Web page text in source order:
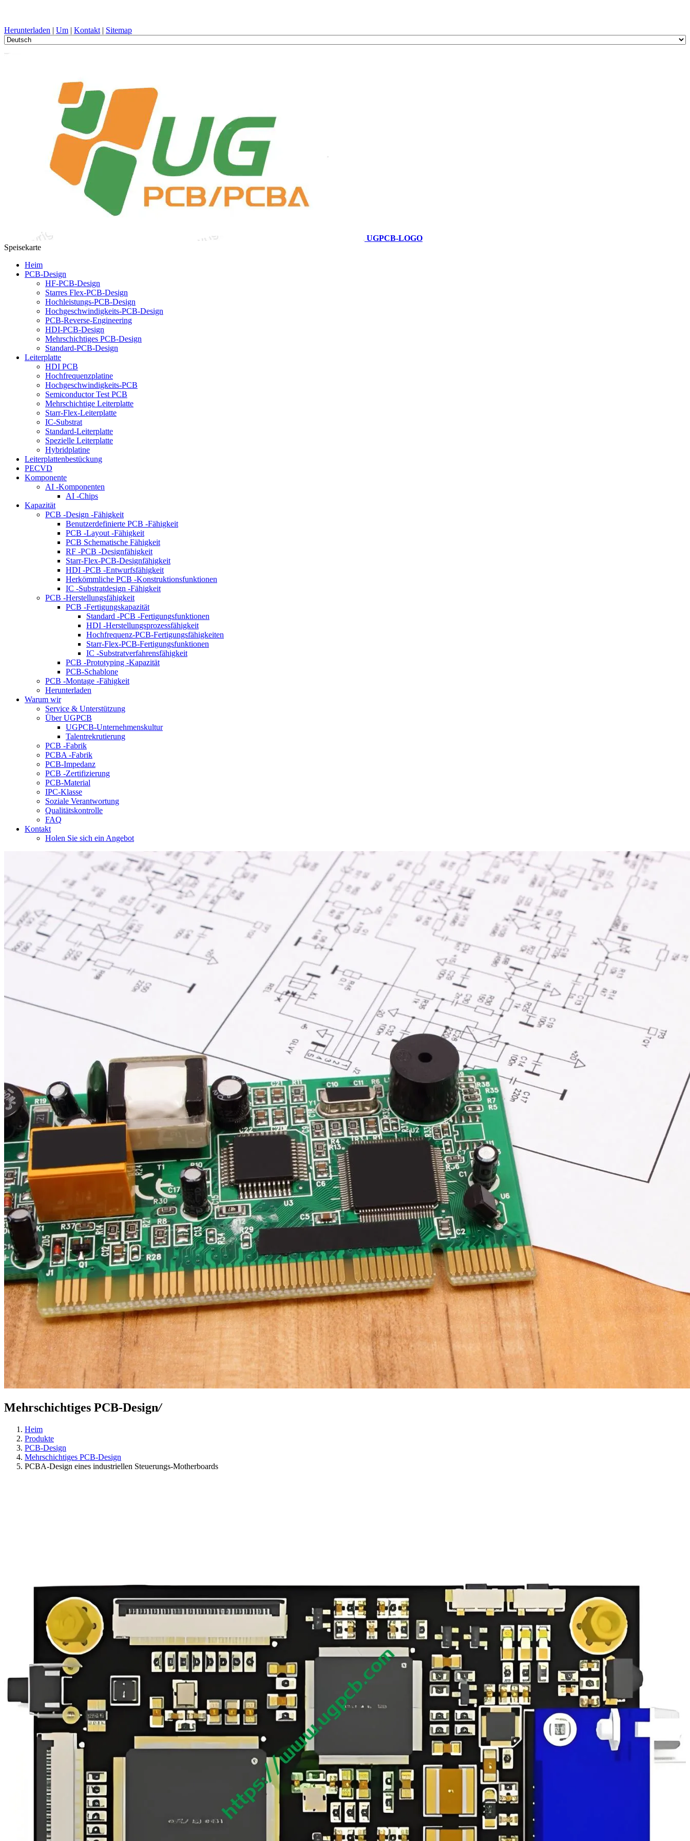
Herunterladen | Um | Kontakt | Sitemap
UGPCB-LOGO
Speisekarte
Heim
PCB-Design
HF-PCB-Design
Starres Flex-PCB-Design
Hochleistungs-PCB-Design
Hochgeschwindigkeits-PCB-Design
PCB-Reverse-Engineering
HDI-PCB-Design
Mehrschichtiges PCB-Design
Standard-PCB-Design
Leiterplatte
HDI PCB
Hochfrequenzplatine
Hochgeschwindigkeits-PCB
Semiconductor Test PCB
Mehrschichtige Leiterplatte
Starr-Flex-Leiterplatte
IC-Substrat
Standard-Leiterplatte
Spezielle Leiterplatte
Hybridplatine
Leiterplattenbestückung
PECVD
Komponente
AI -Komponenten
AI -Chips
Kapazität
PCB -Design -Fähigkeit
Benutzerdefinierte PCB -Fähigkeit
PCB -Layout -Fähigkeit
PCB Schematische Fähigkeit
RF -PCB -Designfähigkeit
Starr-Flex-PCB-Designfähigkeit
HDI -PCB -Entwurfsfähigkeit
Herkömmliche PCB -Konstruktionsfunktionen
IC -Substratdesign -Fähigkeit
PCB -Herstellungsfähigkeit
PCB -Fertigungskapazität
Standard -PCB -Fertigungsfunktionen
HDI -Herstellungsprozessfähigkeit
Hochfrequenz-PCB-Fertigungsfähigkeiten
Starr-Flex-PCB-Fertigungsfunktionen
IC -Substratverfahrensfähigkeit
PCB -Prototyping -Kapazität
PCB-Schablone
PCB -Montage -Fähigkeit
Herunterladen
Warum wir
Service & Unterstützung
Über UGPCB
UGPCB-Unternehmenskultur
Talentrekrutierung
PCB -Fabrik
PCBA -Fabrik
PCB-Impedanz
PCB -Zertifizierung
PCB-Material
IPC-Klasse
Soziale Verantwortung
Qualitätskontrolle
FAQ
Kontakt
Holen Sie sich ein Angebot
Mehrschichtiges PCB-Design/
Heim
Produkte
PCB-Design
Mehrschichtiges PCB-Design
PCBA-Design eines industriellen Steuerungs-Motherboards